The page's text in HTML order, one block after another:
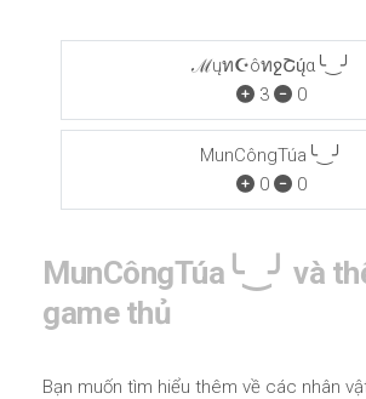
ℳųท☪ôทջՇų́α╰‿╯
3
0
MunCôngTúa╰‿╯
0
0
MunCôngTúa╰‿╯ và
game thủ
Bạn muốn tìm hiểu thêm về các nhân